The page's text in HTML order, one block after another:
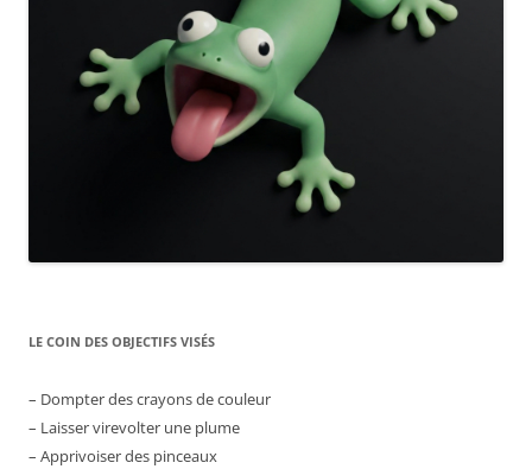
LE COIN DES OBJECTIFS VISÉS
– Dompter des crayons de couleur
– Laisser virevolter une plume
– Apprivoiser des pinceaux